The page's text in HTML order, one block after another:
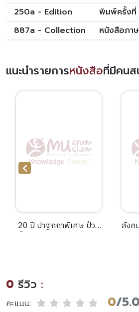
250a - Edition
พิมพ์ครั้งที่
887a - Collection
หนังสือภา
แนะนำรายการหนังสือที่มีคนส
ศษ ป๋วย
สังคมศาสตร์ปริทัศน์มงค
0 รีวิว :
คะแนน: 0/5.0